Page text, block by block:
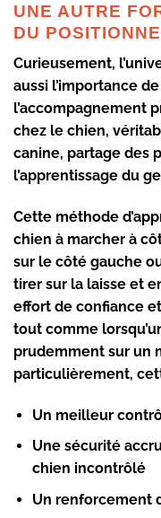
UNE AUTRE
DU
Curieusement,
aussi l’importance
l’accompagnement
chez le chien,
canine, partage des
l’apprentissage du
Cette méthode
chien à marcher à
sur le côté gauche
tirer sur la laisse et
effort de confiance
tout comme
prudemment sur un
particulièrement,
Un meilleur
Une sécurité
chien incontrôlé
Un renforcement